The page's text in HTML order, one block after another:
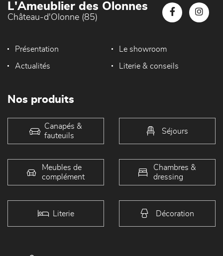
L'Ameublier des Olonnes
Château-d'Olonne (85)
Présentation Le showroom
Actualités Literie & conseils
Nos produits
Canapés &
fauteuils
Séjours
Meubles de
complément
Chambres &
dressing
Literie Décoration